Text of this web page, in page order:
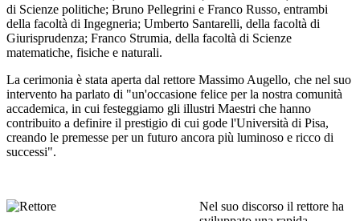
di Scienze politiche; Bruno Pellegrini e Franco Russo, entrambi
della facoltà di Ingegneria; Umberto Santarelli, della facoltà di
Giurisprudenza; Franco Strumia, della facoltà di Scienze
matematiche, fisiche e naturali.
La cerimonia è stata aperta dal rettore Massimo Augello, che nel suo
intervento ha parlato di "un'occasione felice per la nostra comunità
accademica, in cui festeggiamo gli illustri Maestri che hanno
contribuito a definire il prestigio di cui gode l'Università di Pisa,
creando le premesse per un futuro ancora più luminoso e ricco di
successi".
Nel suo discorso il rettore ha